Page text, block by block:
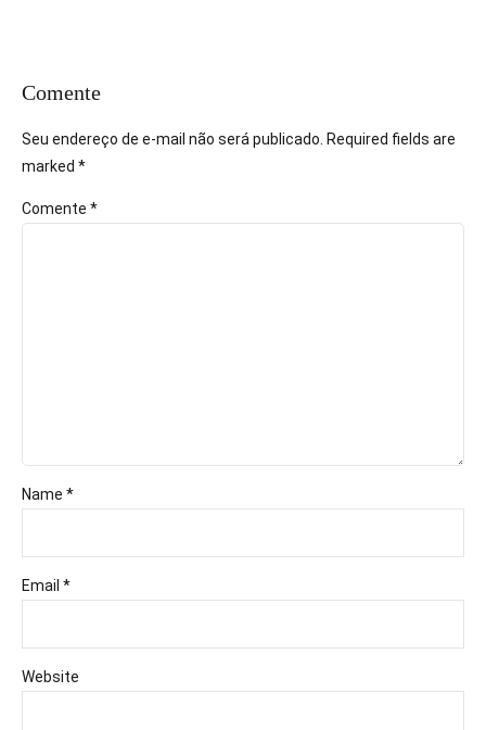
Comente
Seu endereço de e-mail não será publicado. Required fields are
marked *
Comente *
Name *
Email *
Website